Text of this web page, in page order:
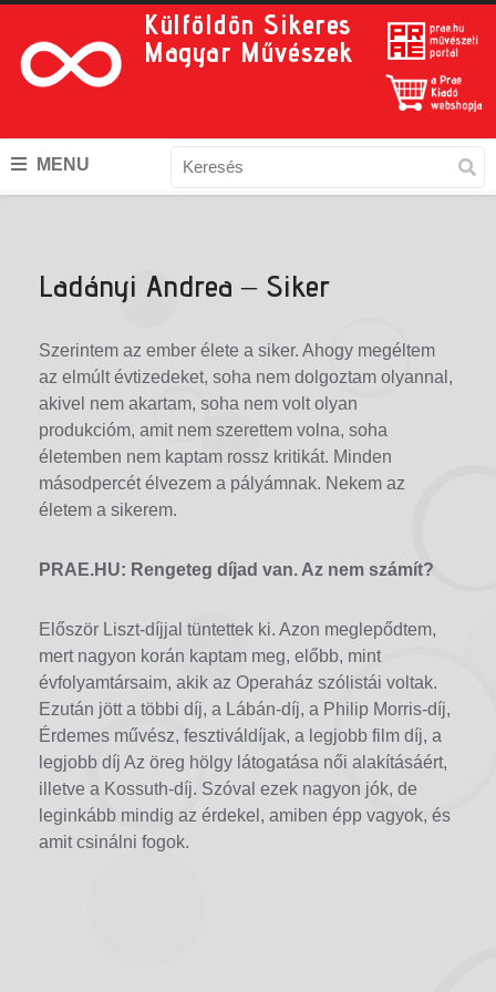
Külföldön Sikeres
Magyar Művészek
MENU
Ladányi Andrea – Siker
Szerintem az ember élete a siker. Ahogy megéltem
az elmúlt évtizedeket, soha nem dolgoztam olyannal,
akivel nem akartam, soha nem volt olyan
produkcióm, amit nem szerettem volna, soha
életemben nem kaptam rossz kritikát. Minden
másodpercét élvezem a pályámnak. Nekem az
életem a sikerem.
PRAE.HU: Rengeteg díjad van. Az nem számít?
Először Liszt-díjjal tüntettek ki. Azon meglepődtem,
mert nagyon korán kaptam meg, előbb, mint
évfolyamtársaim, akik az Operaház szólistái voltak.
Ezután jött a többi díj, a Lábán-díj, a Philip Morris-díj,
Érdemes művész, fesztiváldíjak, a legjobb film díj, a
legjobb díj Az öreg hölgy látogatása női alakításáért,
illetve a Kossuth-díj. Szóval ezek nagyon jók, de
leginkább mindig az érdekel, amiben épp vagyok, és
amit csinálni fogok.